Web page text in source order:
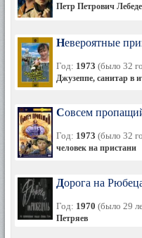
Петр Петрович
Невероятные
Год: 1973 (было 32
Джузеппе, санитар в
Совсем
Год: 1973 (было 32
человек на пристани
Дорога на
Год: 1970 (было 29
Петряев